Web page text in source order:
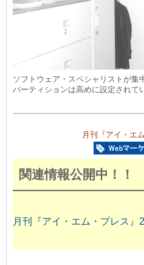
ソフトウェア・スペシャリストが集
パーティションは高めに設定されて
月刊『アイ・エ
関連情報公開中！！
月刊『アイ・エム・プレス』